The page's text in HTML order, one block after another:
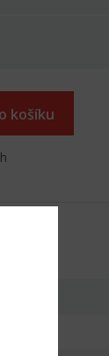
košíku